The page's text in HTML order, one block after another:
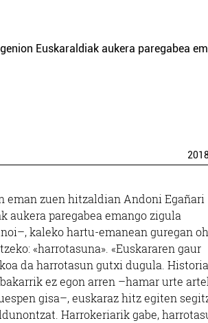
Euskaraldiak aukera paregabea
eman zuen hitzaldian Andoni Egañari
aukera paregabea emango zigula
kaleko hartu-emanean guregan
«harrotasuna». «Euskararen gaur
da harrotasun gutxi dugula.
ez egon arren –hamar urte
gisa–, euskaraz hitz egiten
Harrokeriarik gabe,